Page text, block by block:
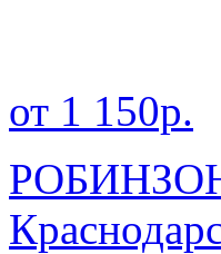
от 1 150р.
РОБИНЗОН